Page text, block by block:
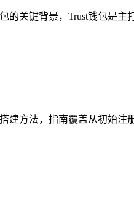
关键背景，Trust钱包是主
方法，指南覆盖从初始